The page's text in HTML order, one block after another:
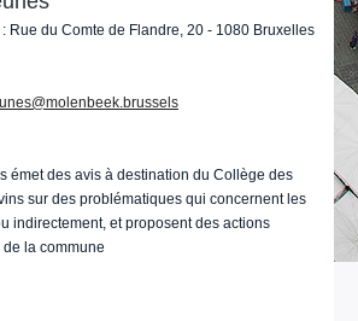
: Rue du Comte de Flandre, 20 - 1080 Bruxelles
émet des avis à destination du Collège des
sur des problématiques qui concernent les
indirectement, et proposent des actions
la commune